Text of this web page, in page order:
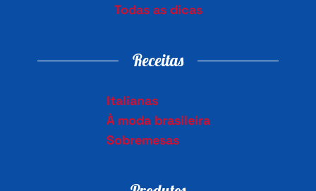
Todas as dicas
Receitas
Italianas
À moda brasileira
Sobremesas